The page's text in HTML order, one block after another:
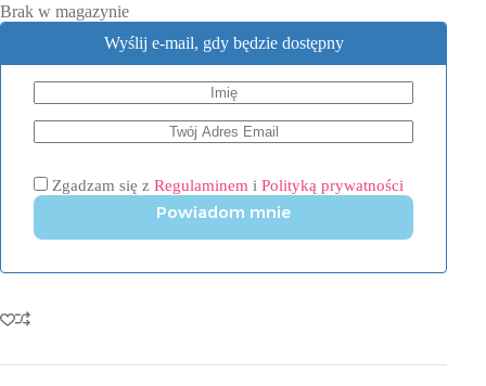
Brak w magazynie
Wyślij e-mail, gdy będzie dostępny
Zgadzam się z Regulaminem i Polityką prywatności
Powiadom mnie